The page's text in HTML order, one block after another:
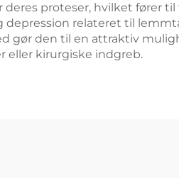
proteser, hvilket fører
relateret til
gør den til en attraktiv
eller kirurgiske indgreb.